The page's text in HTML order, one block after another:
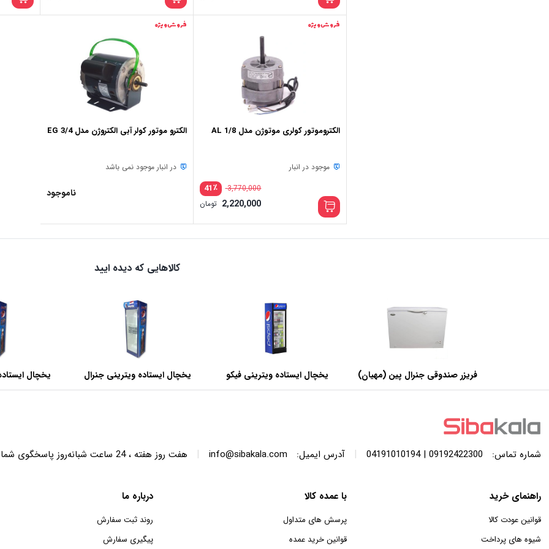
20,800,000 تومان
بود.
قیمت
فعلی:
15,600,000 تومان. بود.
قیمت
فعلی:
فروش ویژه
الکتروموتور کولری موتوژن مدل 1/8 AL
موجود در انبار
٪41 3,770,000
قیمت
اصلی:
3,770,000 تومان
بود.
2,220,000 تومان
فعلی:
فروش ویژه
الکترو موتور کولر آبی الکتروژن مدل 3/4 EG
در انبار موجود نمی باشد
ناموجود
کالاهایی که دیده ایید
فریزر صندوقی جنرال پین (مهیان)
با ظرفیت 440 لیتر
یخچال ایستاده ویترینی فیکو
عرض 60 سانتی متر
یخچال ایستاده ویترینی جنرال
عرض 60 سانتی متر
یخچال
عرض 70 سانتی متر
شماره تماس: 09192422300 | 04191010194
| آدرس ایمیل: info@sibakala.com
| هفت روز هفته ، 24 ساعت شبانه‌روز پاسخگوی شما هستیم.
راهنمای خرید
قوانین عودت کالا
شیوه های پرداخت
با عمده کالا
پرسش های متداول
قوانین خرید عمده
درباره ما
روند ثبت سفارش
پیگیری سفارش